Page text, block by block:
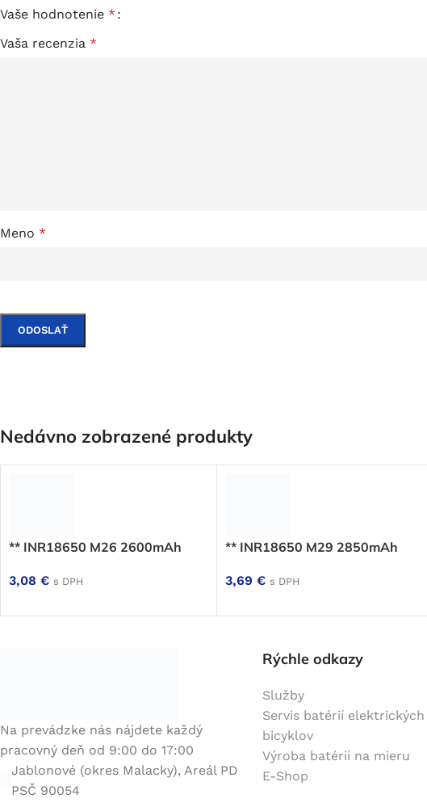
Vaše hodnotenie *
Vaša recenzia *
Meno *
Nedávno zobrazené produkty
** INR18650 M26 2600mAh
3,08 € s DPH
** INR18650 M29 2850mAh
3,69€ s DPH
Na prevádzke nás nájdete každý
pracovný deň od 9:00 do 17:00
Jablonové (okres Malacky), Areál PD
PSČ 90054
Rýchle odkazy
Služby
Servis batérií elektrických
bicyklov
Výroba batérií na mieru
E-Shop